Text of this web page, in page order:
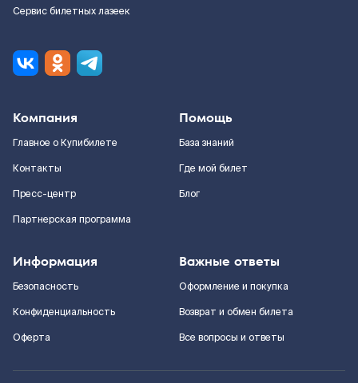
Сервис билетных лазеек
Компания
Главное о Купибилете
Контакты
Пресс-центр
Партнерская программа
Помощь
База знаний
Где мой билет
Блог
Информация
Безопасность
Конфиденциальность
Оферта
Важные ответы
Оформление и покупка
Возврат и обмен билета
Все вопросы и ответы